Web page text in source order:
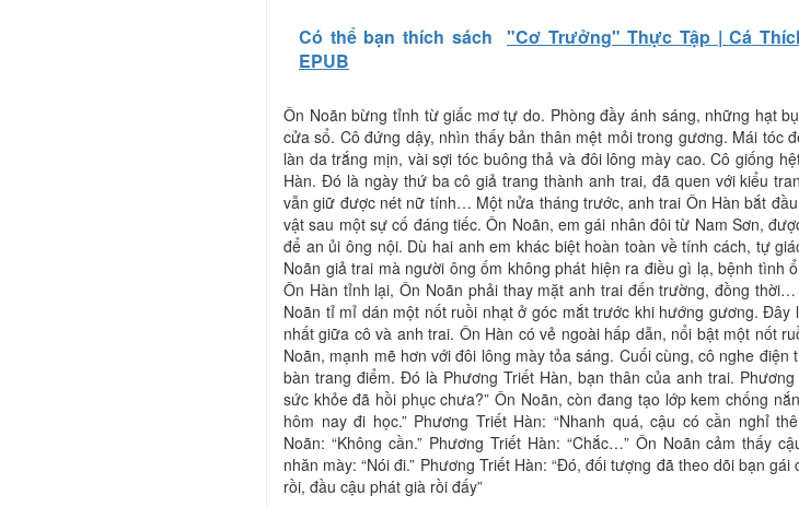
Có thể bạn thích sách
"Cơ Trưởng" Thực Tập | Cá
EPUB
Ôn Noãn bừng tỉnh từ giấc mơ tự do. Phòng đầy ánh sáng, những hạt
cửa sổ. Cô đứng dậy, nhìn thấy bản thân mệt mỏi trong gương. Mái tóc
làn da trắng mịn, vài sợi tóc buông thả và đôi lông mày cao. Cô giống
Hàn. Đó là ngày thứ ba cô giả trang thành anh trai, đã quen với kiểu
vẫn giữ được nét nữ tính… Một nửa tháng trước, anh trai Ôn Hàn bắt
vật sau một sự cố đáng tiếc. Ôn Noãn, em gái nhân đôi từ Nam Sơn,
để an ủi ông nội. Dù hai anh em khác biệt hoàn toàn về tính cách, tự
Noãn giả trai mà người ông ốm không phát hiện ra điều gì lạ, bệnh tình
Ôn Hàn tỉnh lại, Ôn Noãn phải thay mặt anh trai đến trường, đồng
Noãn tỉ mỉ dán một nốt ruồi nhạt ở góc mắt trước khi hướng gương. Đây
nhất giữa cô và anh trai. Ôn Hàn có vẻ ngoài hấp dẫn, nổi bật một nốt
Noãn, mạnh mẽ hơn với đôi lông mày tỏa sáng. Cuối cùng, cô nghe điện
bàn trang điểm. Đó là Phương Triết Hàn, bạn thân của anh trai. Phương
sức khỏe đã hồi phục chưa?” Ôn Noãn, còn đang tạo lớp kem chống
hôm nay đi học.” Phương Triết Hàn: “Nhanh quá, cậu có cần nghỉ
Noãn: “Không cần.” Phương Triết Hàn: “Chắc…” Ôn Noãn cảm thấy
nhăn mày: “Nói đi.” Phương Triết Hàn: “Đó, đối tượng đã theo dõi bạn gái
rồi, đầu cậu phát già rồi đấy”